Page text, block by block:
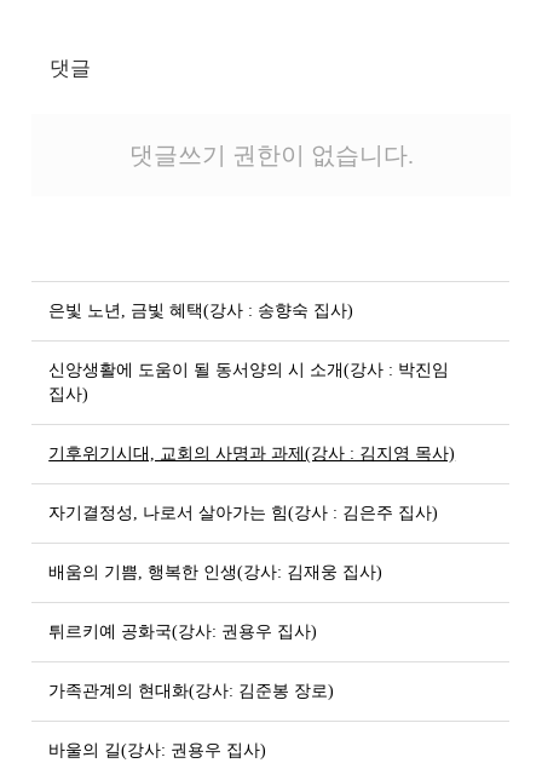
댓글
댓글쓰기 권한이 없습니다.
은빛 노년, 금빛 혜택(강사 : 송향숙 집사)
신앙생활에 도움이 될 동서양의 시 소개(강사 : 박진임
집사)
기후위기시대, 교회의 사명과 과제(강사 : 김지영 목사)
자기결정성, 나로서 살아가는 힘(강사 : 김은주 집사)
배움의 기쁨, 행복한 인생(강사: 김재웅 집사)
튀르키예 공화국(강사: 권용우 집사)
가족관계의 현대화(강사: 김준봉 장로)
바울의 길(강사: 권용우 집사)